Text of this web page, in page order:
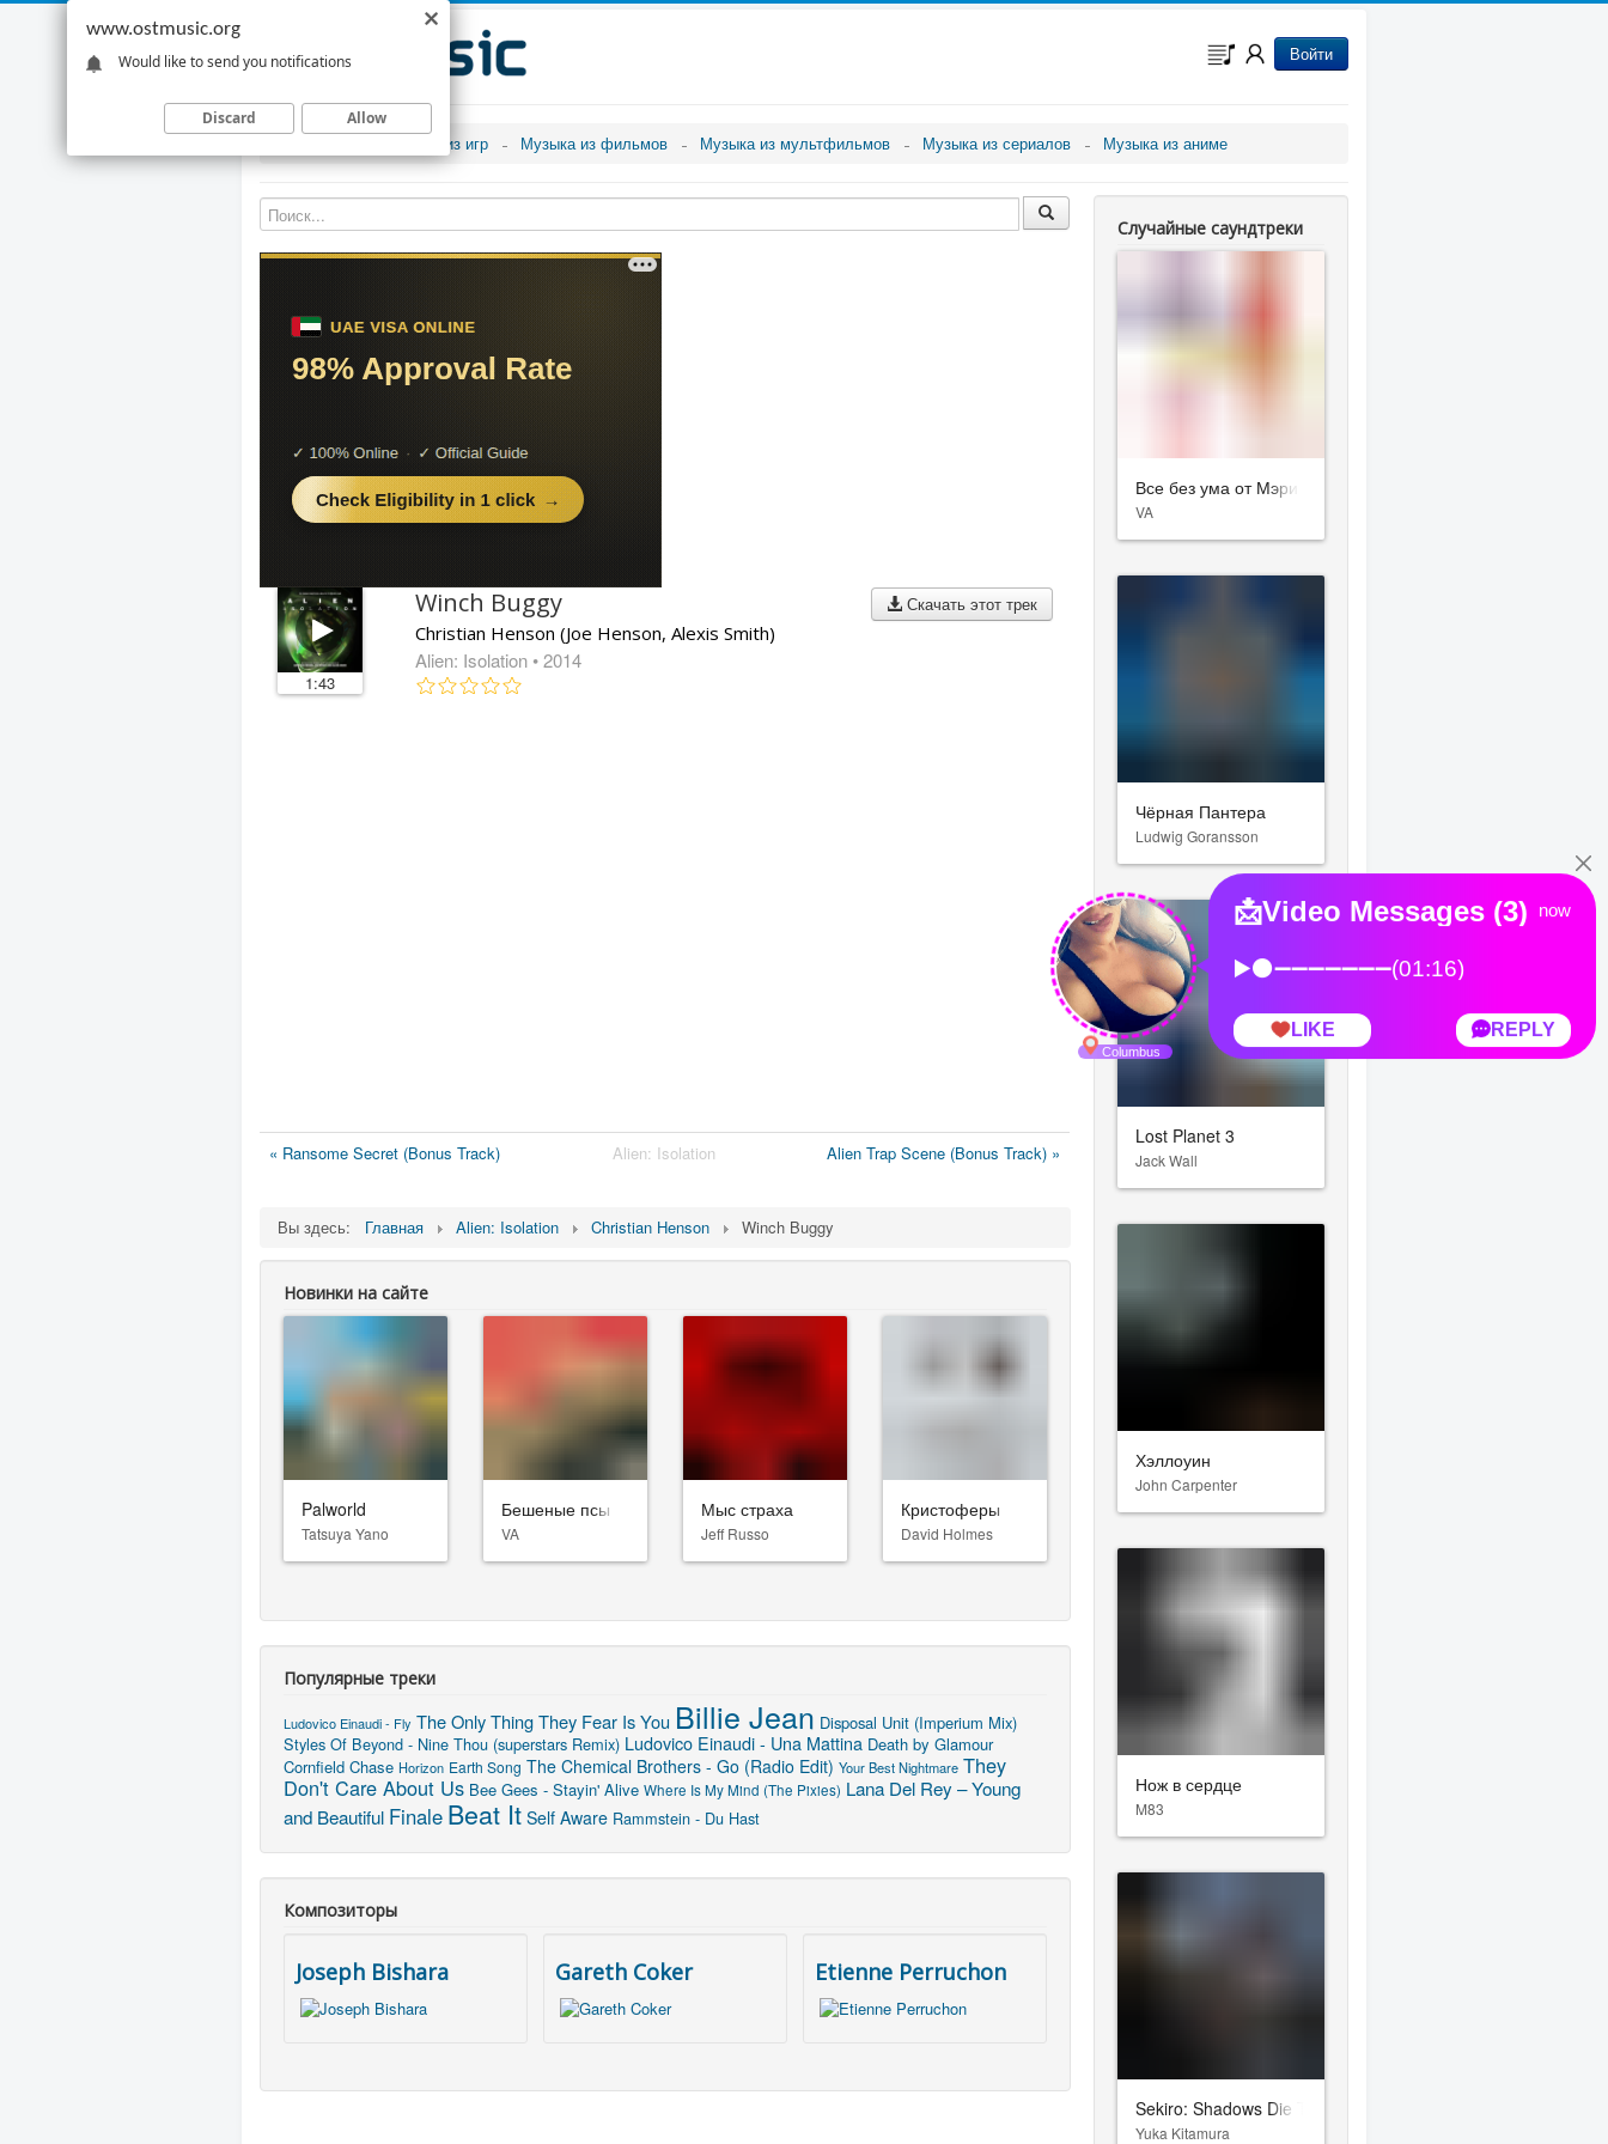
Войти
Музыка из игр Музыка из фильмов Музыка из мультфильмов Музыка из сериалов Музыка из аниме
1:43
Скачать этот трек
Winch Buggy
Christian Henson (Joe Henson, Alexis Smith)
Alien: Isolation • 2014
« Ransome Secret (Bonus Track) Alien: Isolation Alien Trap Scene (Bonus Track) »
Вы здесь: Главная Alien: Isolation Christian Henson Winch Buggy
Новинки на сайте
Palworld
Tatsuya Yano
Бешеные псы
VA
Мыс страха
Jeff Russo
Кристоферы
David Holmes
Популярные треки
Ludovico Einaudi - Fly The Only Thing They Fear Is You Billie Jean Disposal Unit (Imperium Mix)
Styles Of Beyond - Nine Thou (superstars Remix) Ludovico Einaudi - Una Mattina Death by Glamour
Cornfield Chase Horizon Earth Song The Chemical Brothers - Go (Radio Edit) Your Best Nightmare They
Don't Care About Us Bee Gees - Stayin' Alive Where Is My Mind (The Pixies) Lana Del Rey – Young
and Beautiful Finale Beat It Self Aware Rammstein - Du Hast
Композиторы
Joseph Bishara Gareth Coker Etienne Perruchon
Случайные саундтреки
Все без ума от Мэри
VA
Чёрная Пантера
Ludwig Goransson
Lost Planet 3
Jack Wall
Хэллоуин
John Carpenter
Нож в сердце
M83
Sekiro: Shadows Die Twice
Yuka Kitamura
www.ostmusic.org
Would like to send you notifications
Discard Allow